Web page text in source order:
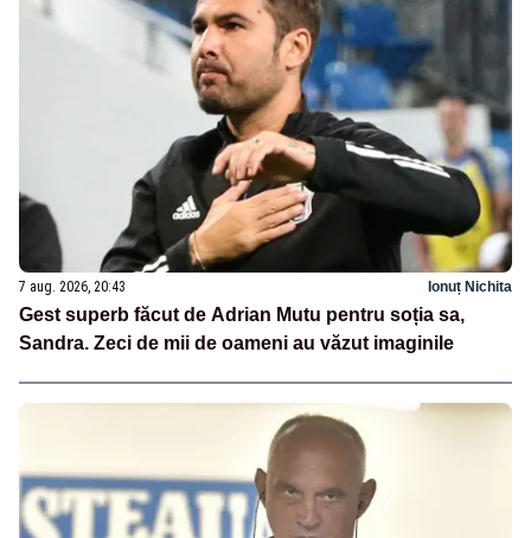
7 aug. 2026, 20:43 Ionuț Nichita
Gest superb făcut de Adrian Mutu pentru soția sa,
Sandra. Zeci de mii de oameni au văzut imaginile